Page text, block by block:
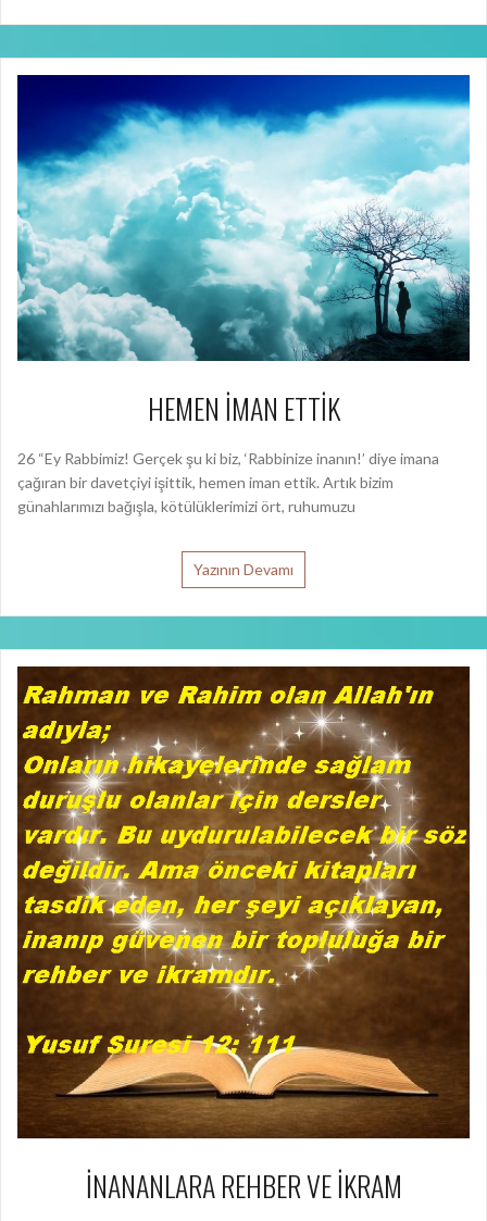
HEMEN İMAN ETTİK
26 “Ey Rabbimiz! Gerçek şu ki biz, ‘Rabbinize inanın!’ diye imana
çağıran bir davetçiyi işittik, hemen iman ettik. Artık bizim
günahlarımızı bağışla, kötülüklerimizi ört, ruhumuzu
Yazının Devamı
İNANANLARA REHBER VE İKRAM